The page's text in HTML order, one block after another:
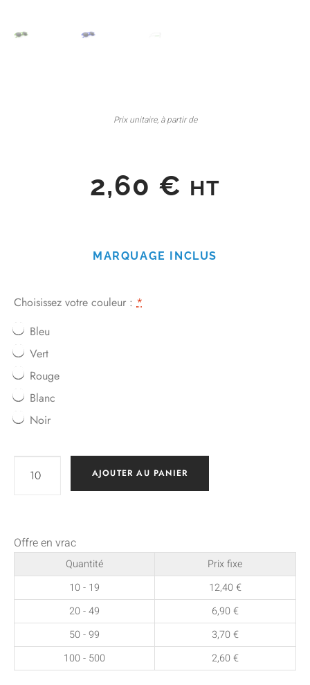
Prix unitaire, à partir de
2,60 € HT
MARQUAGE INCLUS
Choisissez votre couleur : *
Bleu
Vert
Rouge
Blanc
Noir
AJOUTER AU PANIER
Offre en vrac
Quantité
Prix fixe
10 - 19
12,40€
20 - 49
6,90€
50 - 99
3,70€
100 - 500
2,60€